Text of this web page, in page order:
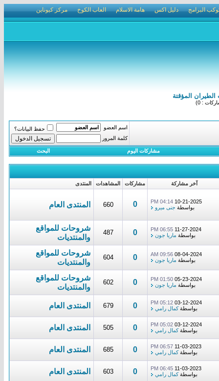
البرامج دليل اكس هامة الاسلام العاب الكوخ مركز كيوناين
المؤقتة
: 0)
اسم العضو
حفظ البيانات؟
كلمة المرور
مشاركات اليوم البحث
آخر مشاركة مشاركات المشاهدات المنتدى
10-21-2025
04:14 PM
بواسطة جنى ميرو 0
660 المنتدى العام
11-27-2024
06:55 PM
بواسطة ماريا جون 0
487
شروحات للمواقع
والمنتديات
08-04-2024
09:56 AM
بواسطة ماريا جون 0
604
شروحات للمواقع
والمنتديات
05-23-2024
01:50 PM
بواسطة ماريا جون 0
602
شروحات للمواقع
والمنتديات
03-12-2024
05:12 PM
بواسطةكمال رامي 0
679 المنتدى العام
03-12-2024
05:02 PM
بواسطةكمال رامي 0
505 المنتدى العام
11-03-2023
06:57 PM
بواسطةكمال رامي 0
685 المنتدى العام
11-03-2023
06:45 PM
بواسطةكمال رامي 0
603 المنتدى العام